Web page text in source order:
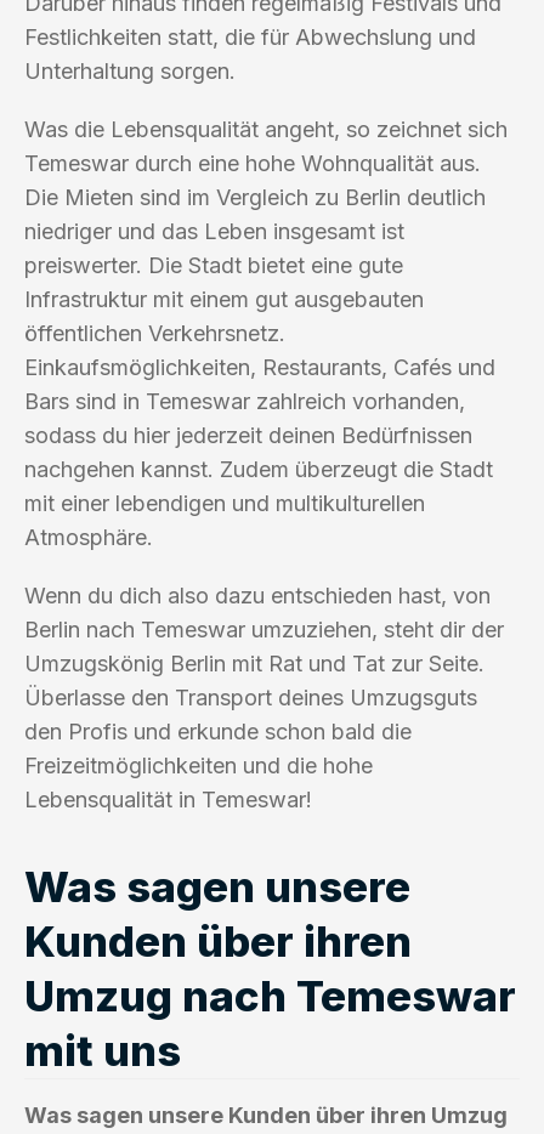
Festlichkeiten statt, die für Abwechslung und
Unterhaltung sorgen.
Was die Lebensqualität angeht, so zeichnet sich
Temeswar durch eine hohe Wohnqualität aus.
Die Mieten sind im Vergleich zu Berlin deutlich
niedriger und das Leben insgesamt ist
preiswerter. Die Stadt bietet eine gute
Infrastruktur mit einem gut ausgebauten
öffentlichen Verkehrsnetz.
Einkaufsmöglichkeiten, Restaurants, Cafés und
Bars sind in Temeswar zahlreich vorhanden,
sodass du hier jederzeit deinen Bedürfnissen
nachgehen kannst. Zudem überzeugt die Stadt
mit einer lebendigen und multikulturellen
Atmosphäre.
Wenn du dich also dazu entschieden hast, von
Berlin nach Temeswar umzuziehen, steht dir der
Umzugskönig Berlin mit Rat und Tat zur Seite.
Überlasse den Transport deines Umzugsguts
den Profis und erkunde schon bald die
Freizeitmöglichkeiten und die hohe
Lebensqualität in Temeswar!
Was sagen unsere
Kunden über ihren
Umzug nach Temeswar
mit uns
Was sagen unsere Kunden über ihren Umzug